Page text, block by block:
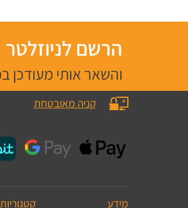
הרשם לניוזלטר
והשאר אותי מעודכן
קניה מאובטחת
מידע קטגוריות